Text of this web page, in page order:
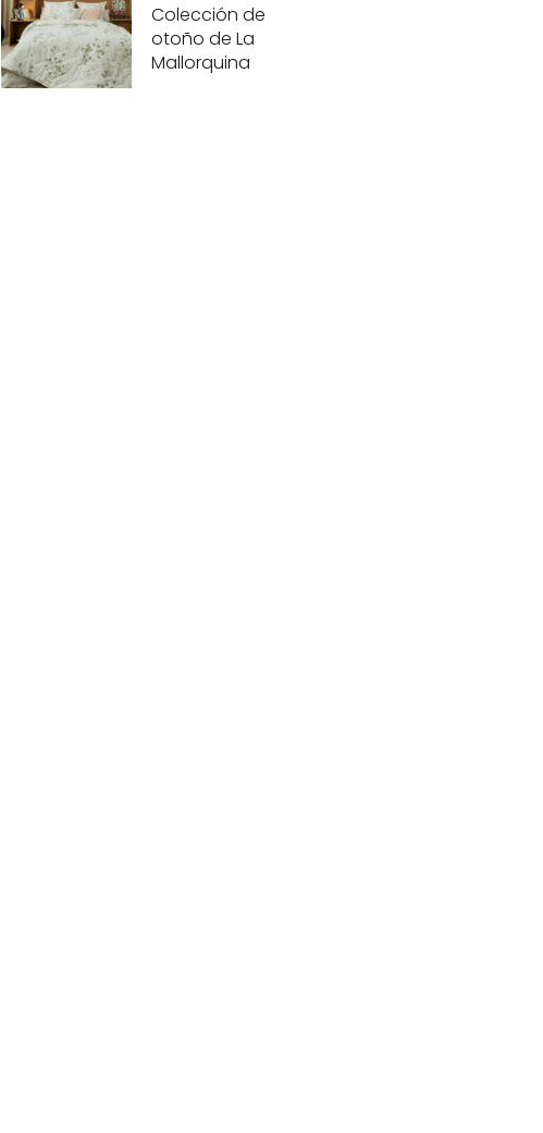
Colección de
otoño de La
Mallorquina